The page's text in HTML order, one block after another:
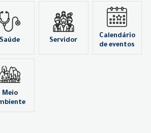
Saúde Servidor
Calendário
de eventos
Meio